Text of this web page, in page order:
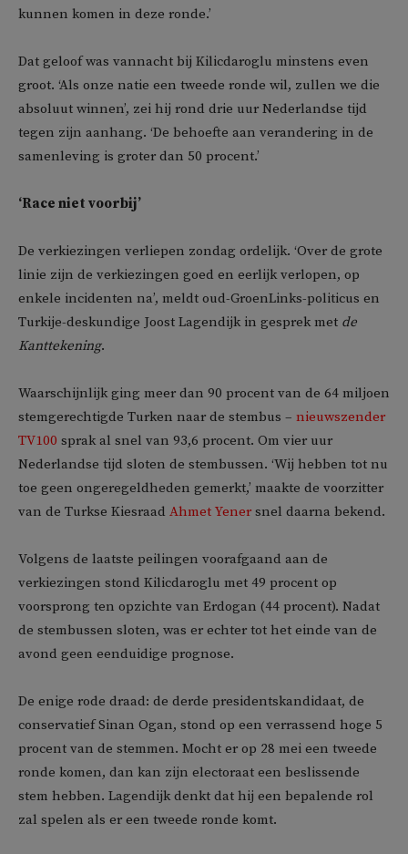
kunnen komen in deze ronde.’
Dat geloof was vannacht bij Kilicdaroglu minstens even
groot. ‘Als onze natie een tweede ronde wil, zullen we die
absoluut winnen’, zei hij rond drie uur Nederlandse tijd
tegen zijn aanhang. ‘De behoefte aan verandering in de
samenleving is groter dan 50 procent.’
‘Race niet voorbij’
De verkiezingen verliepen zondag ordelijk. ‘Over de grote
linie zijn de verkiezingen goed en eerlijk verlopen, op
enkele incidenten na’, meldt oud-GroenLinks-politicus en
Turkije-deskundige Joost Lagendijk in gesprek met de
Kanttekening.
Waarschijnlijk ging meer dan 90 procent van de 64 miljoen
stemgerechtigde Turken naar de stembus – nieuwszender
TV100 sprak al snel van 93,6 procent. Om vier uur
Nederlandse tijd sloten de stembussen. ‘Wij hebben tot nu
toe geen ongeregeldheden gemerkt,’ maakte de voorzitter
van de Turkse Kiesraad Ahmet Yener snel daarna bekend.
Volgens de laatste peilingen voorafgaand aan de
verkiezingen stond Kilicdaroglu met 49 procent op
voorsprong ten opzichte van Erdogan (44 procent). Nadat
de stembussen sloten, was er echter tot het einde van de
avond geen eenduidige prognose.
De enige rode draad: de derde presidentskandidaat, de
conservatief Sinan Ogan, stond op een verrassend hoge 5
procent van de stemmen. Mocht er op 28 mei een tweede
ronde komen, dan kan zijn electoraat een beslissende
stem hebben. Lagendijk denkt dat hij een bepalende rol
zal spelen als er een tweede ronde komt.